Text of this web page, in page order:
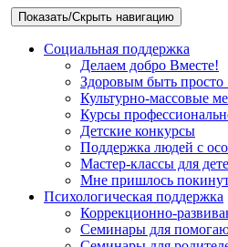
Показать/Скрыть навигацию
Социальная поддержка
Делаем добро Вместе!
Здоровым быть просто
Культурно-массовые
Курсы
Детские конкурсы
Поддержка людей с
Мастер-классы для
Мне пришлось
Психологическая поддержка
Коррекционно-
Семинары для